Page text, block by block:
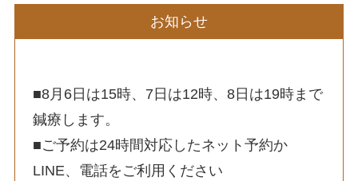
お知らせ
■8月6日は15時、7日は12時、8日は19時まで
鍼療します。
■ご予約は24時間対応したネット予約か
LINE、電話をご利用ください